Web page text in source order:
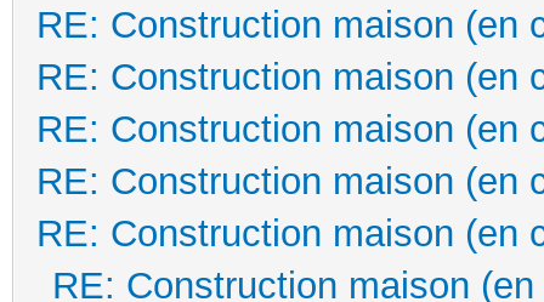
RE: Construction maison (en
RE: Construction maison (en
RE: Construction maison (en
RE: Construction maison (en
RE: Construction maison (en
RE: Construction maison